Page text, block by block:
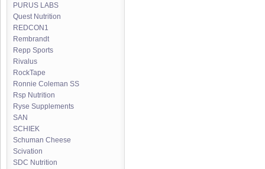
PURUS LABS
Quest Nutrition
REDCON1
Rembrandt
Repp Sports
Rivalus
RockTape
Ronnie Coleman SS
Rsp Nutrition
Ryse Supplements
SAN
SCHIEK
Schuman Cheese
Scivation
SDC Nutrition